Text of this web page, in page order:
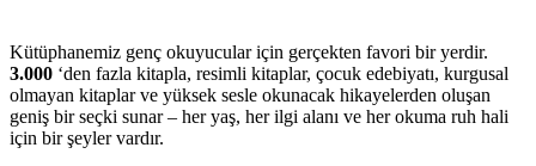
Kütüphanemiz genç okuyucular için gerçekten favori bir yerdir.
3.000 ‘den fazla kitapla, resimli kitaplar, çocuk edebiyatı, kurgusal
olmayan kitaplar ve yüksek sesle okunacak hikayelerden oluşan
geniş bir seçki sunar – her yaş, her ilgi alanı ve her okuma ruh hali
için bir şeyler vardır.